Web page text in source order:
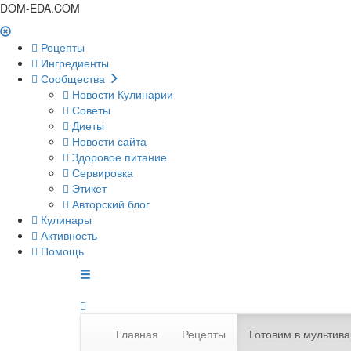
DOM-EDA.COM
Рецепты
Ингредиенты
Сообщества
Новости Кулинарии
Советы
Диеты
Новости сайта
Здоровое питание
Сервировка
Этикет
Авторский блог
Кулинары
Активность
Помощь
Главная Рецепты Готовим в